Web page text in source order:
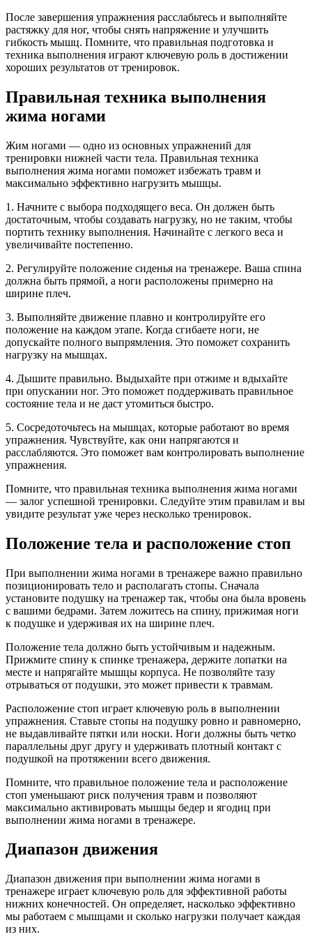
После завершения упражнения расслабьтесь и выполняйте
растяжку для ног, чтобы снять напряжение и улучшить
гибкость мышц. Помните, что правильная подготовка и
техника выполнения играют ключевую роль в достижении
хороших результатов от тренировок.
Правильная техника выполнения
жима ногами
Жим ногами — одно из основных упражнений для
тренировки нижней части тела. Правильная техника
выполнения жима ногами поможет избежать травм и
максимально эффективно нагрузить мышцы.
1. Начните с выбора подходящего веса. Он должен быть
достаточным, чтобы создавать нагрузку, но не таким, чтобы
портить технику выполнения. Начинайте с легкого веса и
увеличивайте постепенно.
2. Регулируйте положение сиденья на тренажере. Ваша спина
должна быть прямой, а ноги расположены примерно на
ширине плеч.
3. Выполняйте движение плавно и контролируйте его
положение на каждом этапе. Когда сгибаете ноги, не
допускайте полного выпрямления. Это поможет сохранить
нагрузку на мышцах.
4. Дышите правильно. Выдыхайте при отжиме и вдыхайте
при опускании ног. Это поможет поддерживать правильное
состояние тела и не даст утомиться быстро.
5. Сосредоточьтесь на мышцах, которые работают во время
упражнения. Чувствуйте, как они напрягаются и
расслабляются. Это поможет вам контролировать выполнение
упражнения.
Помните, что правильная техника выполнения жима ногами
— залог успешной тренировки. Следуйте этим правилам и вы
увидите результат уже через несколько тренировок.
Положение тела и расположение стоп
При выполнении жима ногами в тренажере важно правильно
позиционировать тело и располагать стопы. Сначала
установите подушку на тренажер так, чтобы она была вровень
с вашими бедрами. Затем ложитесь на спину, прижимая ноги
к подушке и удерживая их на ширине плеч.
Положение тела должно быть устойчивым и надежным.
Прижмите спину к спинке тренажера, держите лопатки на
месте и напрягайте мышцы корпуса. Не позволяйте тазу
отрываться от подушки, это может привести к травмам.
Расположение стоп играет ключевую роль в выполнении
упражнения. Ставьте стопы на подушку ровно и равномерно,
не выдавливайте пятки или носки. Ноги должны быть четко
параллельны друг другу и удерживать плотный контакт с
подушкой на протяжении всего движения.
Помните, что правильное положение тела и расположение
стоп уменьшают риск получения травм и позволяют
максимально активировать мышцы бедер и ягодиц при
выполнении жима ногами в тренажере.
Диапазон движения
Диапазон движения при выполнении жима ногами в
тренажере играет ключевую роль для эффективной работы
нижних конечностей. Он определяет, насколько эффективно
мы работаем с мышцами и сколько нагрузки получает каждая
из них.